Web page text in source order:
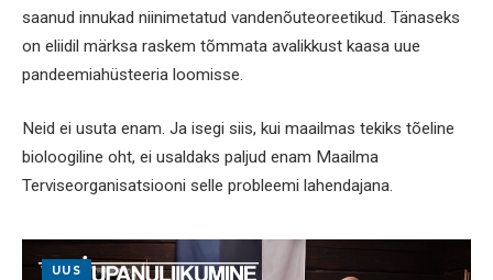
saanud innukad niinimetatud vandenõuteoreetikud. Tänaseks
on eliidil märksa raskem tõmmata avalikkust kaasa uue
pandeemiahüsteeria loomisse.
Neid ei usuta enam. Ja isegi siis, kui maailmas tekiks tõeline
bioloogiline oht, ei usaldaks paljud enam Maailma
Terviseorganisatsiooni selle probleemi lahendajana.
UUS